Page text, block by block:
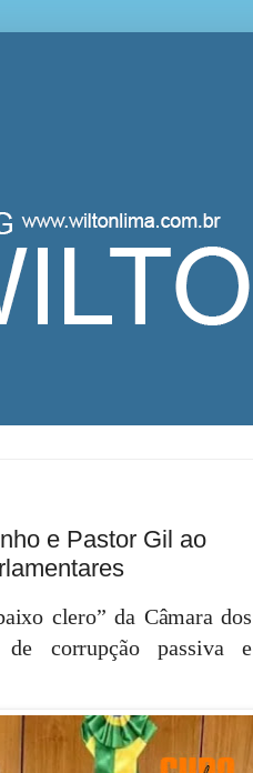
e Pastor Gil ao
clero” da Câmara dos
de corrupção passiva e